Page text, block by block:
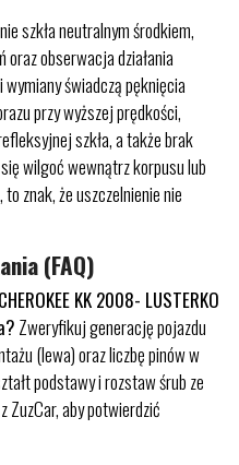
szkła neutralnym środkiem,
obserwacja działania
świadczą pęknięcia
przy wyższej prędkości,
szkła, a także brak
wilgoć wewnątrz korpusu lub
znak, że uszczelnienie nie
(FAQ)
KK 2008- LUSTERKO
Zweryfikuj generację pojazdu
(lewa) oraz liczbę pinów w
podstawy i rozstaw śrub ze
ZuzCar, aby potwierdzić